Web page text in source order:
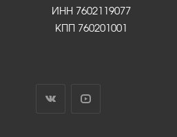
ИНН 7602119077
КПП 760201001